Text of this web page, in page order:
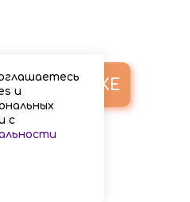
В ЯРМАРКЕ
и
с